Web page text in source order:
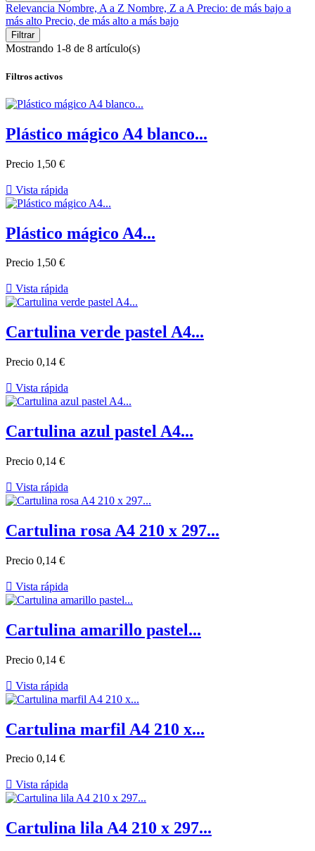
Relevancia Nombre, A a Z Nombre, Z a APrecio: de más bajo a
más alto Precio, de más alto a más bajo
Filtrar
Mostrando 1-8 de 8 artículo(s)
Filtros activos
Plástico mágico A4 blanco...
Precio 1,50 €
 Vista rápida
Plástico mágico A4...
Precio 1,50 €
 Vista rápida
Cartulina verde pastel A4...
Precio 0,14 €
 Vista rápida
Cartulina azul pastel A4...
Precio 0,14 €
 Vista rápida
Cartulina rosa A4 210 x 297...
Precio 0,14 €
 Vista rápida
Cartulina amarillo pastel...
Precio 0,14 €
 Vista rápida
Cartulina marfil A4 210 x...
Precio 0,14 €
 Vista rápida
Cartulina lila A4 210 x 297...